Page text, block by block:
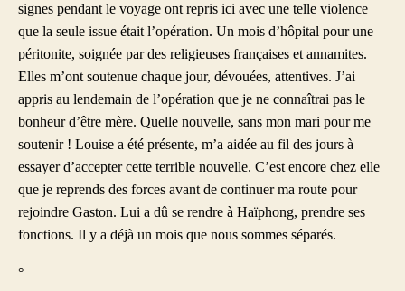
signes pendant le voyage ont repris ici avec une telle violence
que la seule issue était l’opération. Un mois d’hôpital pour une
péritonite, soignée par des religieuses françaises et annamites.
Elles m’ont soutenue chaque jour, dévouées, attentives. J’ai
appris au lendemain de l’opération que je ne connaîtrai pas le
bonheur d’être mère. Quelle nouvelle, sans mon mari pour me
soutenir ! Louise a été présente, m’a aidée au fil des jours à
essayer d’accepter cette terrible nouvelle. C’est encore chez elle
que je reprends des forces avant de continuer ma route pour
rejoindre Gaston. Lui a dû se rendre à Haïphong, prendre ses
fonctions. Il y a déjà un mois que nous sommes séparés.
°